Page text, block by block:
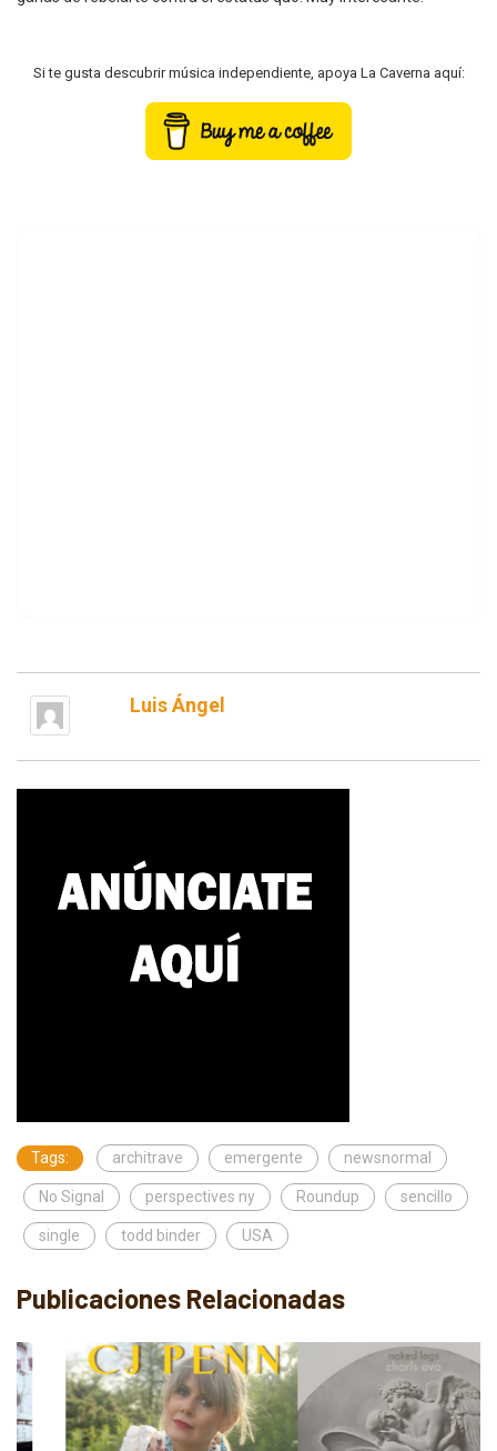
Si te gusta descubrir música independiente, apoya La Caverna aquí:
Luis Ángel
Tags: architrave emergente newsnormal
No Signal perspectives ny Roundup sencillo
single todd binder USA
Publicaciones Relacionadas